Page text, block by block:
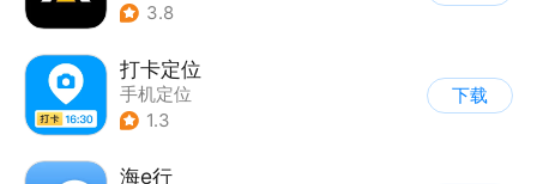
3.8
打卡定位
手机定位
1.3
下载
海e行